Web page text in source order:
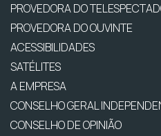
PROVEDORA DO
PROVEDORA DO OUVINTE
ACESSIBILIDADES
SATÉLITES
A EMPRESA
CONSELHO GERAL
CONSELHO DE OPINIÃO